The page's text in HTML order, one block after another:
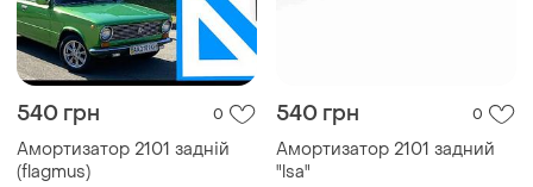
540 грн 0
Амортизатор 2101 задній
(flagmus)
540 грн 0
Амортизатор 2101 задний
"lsa"